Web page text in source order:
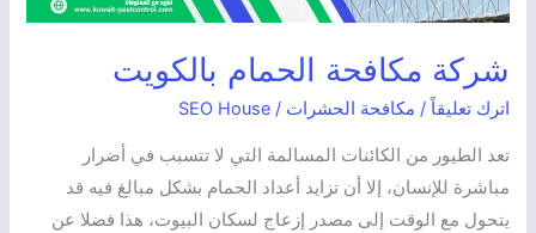
شركة مكافحة الحمام بالكويت
اترك تعليقاً / مكافحة الحشرات /
SEO House
تعد الطيور من الكائنات المسالمة التي لا تتسبب في أضرار
مباشرة للإنسان، إلا أن تزايد أعداد الحمام بشكل مبالغ فيه قد
يتحول مع الوقت إلى مصدر إزعاج لسكان البيوت، هذا فضلا عن